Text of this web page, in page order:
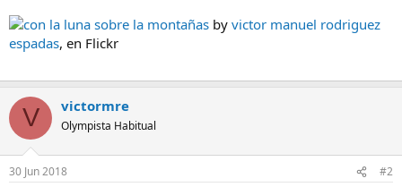
m
a
con la luna sobre la montañas by victor manuel rodriguez
espadas, en Flickr
V victormre
Olympista Habitual
30 Jun 2018 #2